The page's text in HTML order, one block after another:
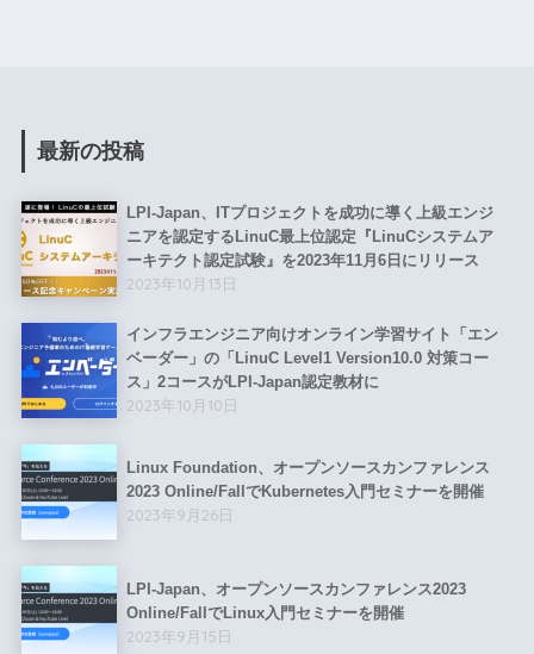
最新の投稿
LPI-Japan、ITプロジェクトを成功に導く上級エンジ
ニアを認定するLinuC最上位認定『LinuCシステムア
ーキテクト認定試験』を2023年11月6日にリリース
2023年10月13日
インフラエンジニア向けオンライン学習サイト「エン
ベーダー」の「LinuC Level1 Version10.0 対策コー
ス」2コースがLPI-Japan認定教材に
2023年10月10日
Linux Foundation、オープンソースカンファレンス
2023 Online/FallでKubernetes入門セミナーを開催
2023年9月26日
LPI-Japan、オープンソースカンファレンス2023
Online/FallでLinux入門セミナーを開催
2023年9月15日